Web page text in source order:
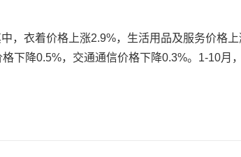
衣着价格上涨2.9%，生活用品及服务价格上
下降0.5%，交通通信价格下降0.3%。1-10月